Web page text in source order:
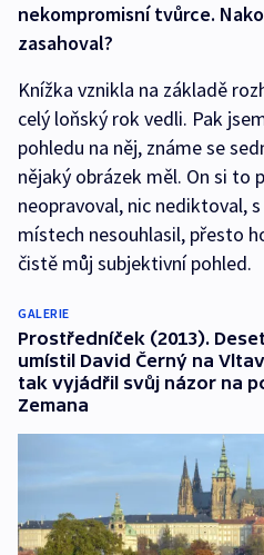
nekompromisní tvůrce.
zasahoval?
Knížka vznikla na základě
celý loňský rok vedli. Pak
pohledu na něj, známe se
nějaký obrázek měl. On si to
neopravoval, nic nediktoval,
místech nesouhlasil, přesto
čistě můj subjektivní pohled.
GALERIE
Prostředníček (2013).
umístil David Černý na
tak vyjádřil svůj názor na
Zemana